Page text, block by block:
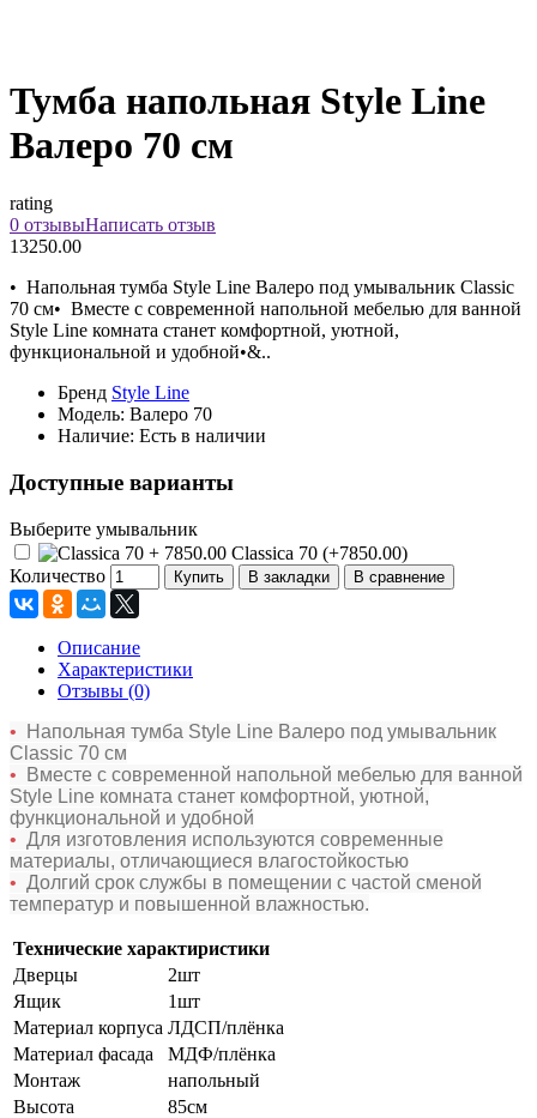
Тумба напольная Style Line
Валеро 70 см
rating
0 отзывыНаписать отзыв
13250.00
• Напольная тумба Style Line Валеро под умывальник Classic
70 см• Вместе с современной напольной мебелью для ванной
Style Line комната станет комфортной, уютной,
функциональной и удобной•&..
Бренд Style Line
Модель: Валеро 70
Наличие: Есть в наличии
Доступные варианты
Выберите умывальник
Classica 70 (+7850.00)
Количество
Купить В закладки В сравнение
Описание
Характеристики
Отзывы (0)
• Напольная тумба Style Line Валеро под умывальник
Classic 70 см
• Вместе с современной напольной мебелью для ванной
Style Line комната станет комфортной, уютной,
функциональной и удобной
• Для изготовления используются современные
материалы, отличающиеся влагостойкостью
• Долгий срок службы в помещении с частой сменой
температур и повышенной влажностью.
Технические характиристики
Дверцы
2шт
Ящик
1шт
Материал корпуса ЛДСП/плёнка
Материал фасада
МДФ/плёнка
Монтаж
напольный
Высота
85см